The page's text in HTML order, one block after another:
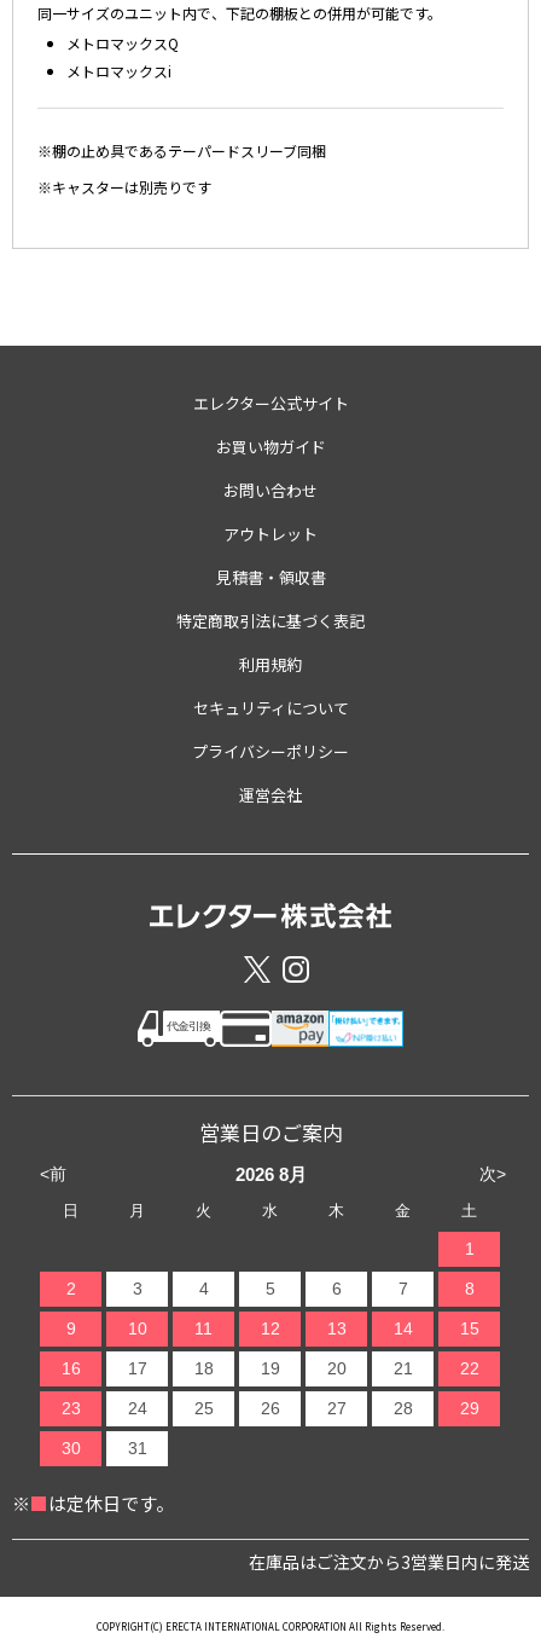
同一サイズのユニット内で、下記の棚板との併用が可能です。
メトロマックスQ
メトロマックスi
※棚の止め具であるテーパードスリーブ同梱
※キャスターは別売りです
エレクター公式サイト
お買い物ガイド
お問い合わせ
アウトレット
見積書・領収書
特定商取引法に基づく表記
利用規約
セキュリティについて
プライバシーポリシー
運営会社
営業日のご案内
<前 次>
2026 8月
日 月 火 水 木 金 土
1
2 3 4 5 6 7 8
9 10 11 12 13 14 15
16 17 18 19 20 21 22
23 24 25 26 27 28 29
30 31
※■は定休日です。
在庫品はご注文から3営業日内に発送
COPYRIGHT(C) ERECTA INTERNATIONAL CORPORATION All Rights Reserved.